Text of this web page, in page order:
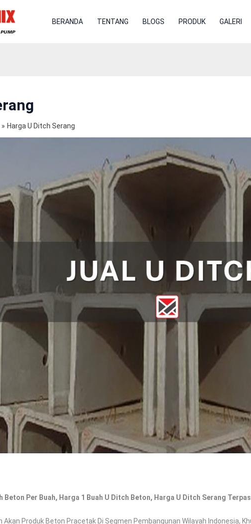
BERANDA TENTANG BLOGS PRODUK GALERI
Harga U Ditch Serang
Beton Per Buah, Harga 1 Buah U Ditch Beton, Harga U Ditch Serang
Akan Produk Beton Pracetak Di Segmen Pembangunan Wilayah Indonesia,